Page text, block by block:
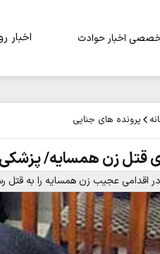
اخبار حوادث اخبار
پرونده های جنایی
قتل زن همسایه/
اقدامی عجیب زن همسایه را به قتل